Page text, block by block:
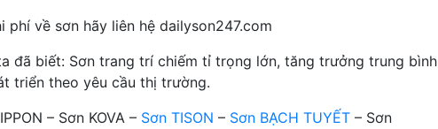
về sơn hãy liên hệ dailyson247.com
đã biết: Sơn trang trí chiếm tỉ trọng lớn, tăng trưởng trung bình
triển theo yêu cầu thị trường.
– Sơn KOVA – Sơn TISON – Sơn BẠCH TUYẾT – Sơn